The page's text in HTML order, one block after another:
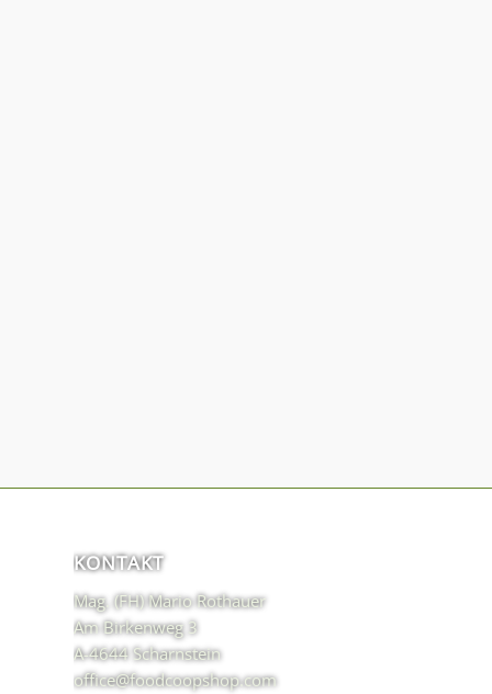
KONTAKT
Mag. (FH) Mario Rothauer
Am Birkenweg 3
A-4644 Scharnstein
office@foodcoopshop.com